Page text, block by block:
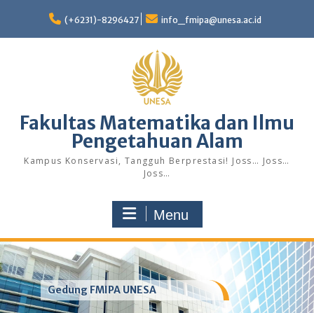
content
(+6231)-8296427 info_fmipa@unesa.ac.id
Fakultas Matematika dan Ilmu
Pengetahuan Alam
Kampus Konservasi, Tangguh Berprestasi! Joss… Joss…
Joss…
Menu
Gedung FMIPA UNESA